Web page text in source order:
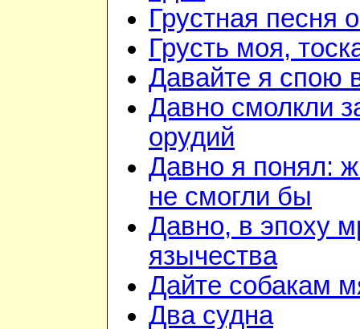
Грустная песня
Грусть моя,
Давайте я спою
Давно смолкли
орудий
Давно я понял:
не смогли бы
Давно, в эпоху
язычества
Дайте собакам
Два судна